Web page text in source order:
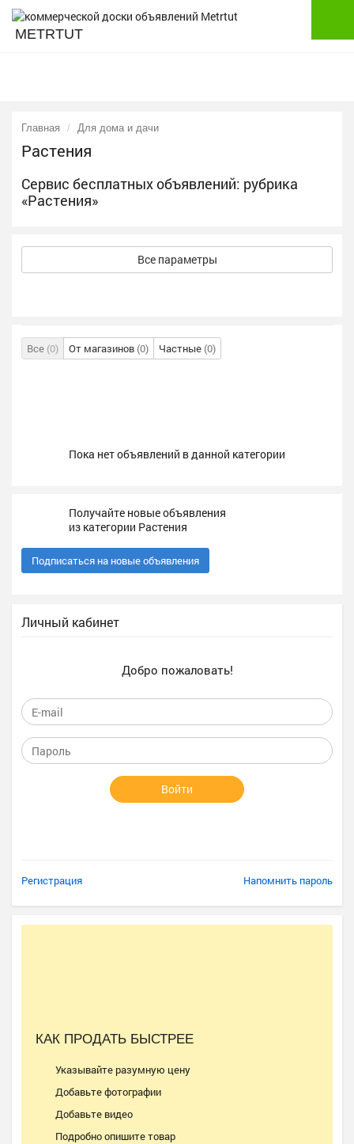
METRTUT
Главная Для дома и дачи
Растения
Сервис бесплатных объявлений: рубрика
«Растения»
Все параметры
Все (0) От магазинов (0) Частные (0)
Пока нет объявлений в данной категории
Получайте новые объявления
из категории Растения
Подписаться на новые объявления
Личный кабинет
Добро пожаловать!
Войти
Регистрация Напомнить пароль
КАК ПРОДАТЬ БЫСТРЕЕ
Указывайте разумную цену
Добавьте фотографии
Добавьте видео
Подробно опишите товар